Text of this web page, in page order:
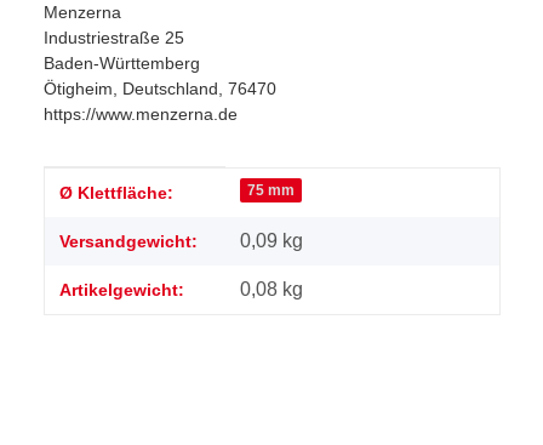
Menzerna
Industriestraße 25
Baden-Württemberg
Ötigheim, Deutschland, 76470
https://www.menzerna.de
Produkteigenschaft
Wert
Ø Klettfläche: 75 mm
Versandgewicht: 0,09 kg
Artikelgewicht: 0,08 kg